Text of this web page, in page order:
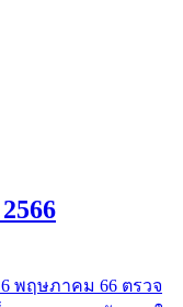
พฤษภาคม 66 ตรวจ